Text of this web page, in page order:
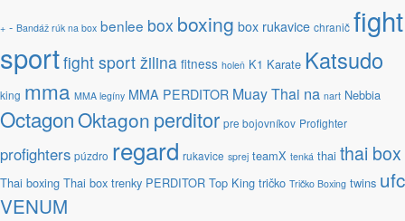
+ - Bandáž rúk na box benlee box boxing box rukavice chranič fight
sportfight sport žilina fitness holeň K1 Karate Katsudo
king mma MMA legíny MMA PERDITOR Muay Thai na nart Nebbia
OctagonOktagon perditor pre bojovníkov Profighter
profighters púzdro regard rukavice sprej teamX tenká thai thai box
Thai boxing Thai box trenky PERDITOR Top King tričko Tričko Boxing twins ufc
VENUM